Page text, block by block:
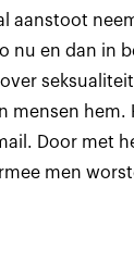
aanstoot
nu en dan in
mensen
Door met
men